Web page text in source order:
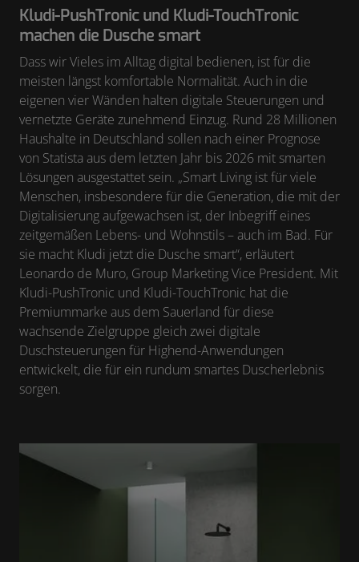
Kludi-PushTronic und Kludi-TouchTronic
machen die Dusche smart
Dass wir Vieles im Alltag digital bedienen, ist für die
meisten längst komfortable Normalität. Auch in die
eigenen vier Wänden halten digitale Steuerungen und
vernetzte Geräte zunehmend Einzug. Rund 28 Millionen
Haushalte in Deutschland sollen nach einer Prognose
von Statista aus dem letzten Jahr bis 2026 mit smarten
Lösungen ausgestattet sein. „Smart Living ist für viele
Menschen, insbesondere für die Generation, die mit der
Digitalisierung aufgewachsen ist, der Inbegriff eines
zeitgemäßen Lebens- und Wohnstils – auch im Bad. Für
sie macht Kludi jetzt die Dusche smart“, erläutert
Leonardo de Muro, Group Marketing Vice President. Mit
Kludi-PushTronic und Kludi-TouchTronic hat die
Premiummarke aus dem Sauerland für diese
wachsende Zielgruppe gleich zwei digitale
Duschsteuerungen für Highend-Anwendungen
entwickelt, die für ein rundum smartes Duscherlebnis
sorgen.